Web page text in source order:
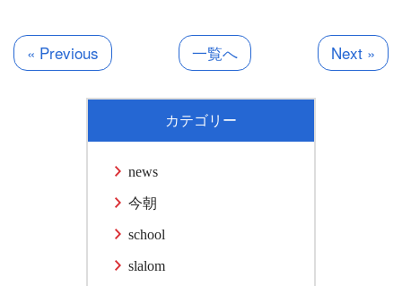
« Previous 一覧へ Next »
カテゴリー
news
今朝
school
slalom